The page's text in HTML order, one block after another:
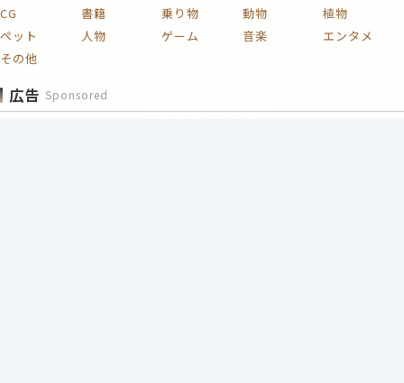
CG
書籍 乗り物 動物
植物
ペット
人物 ゲーム 音楽
エンタメ
その他
広告 Sponsored